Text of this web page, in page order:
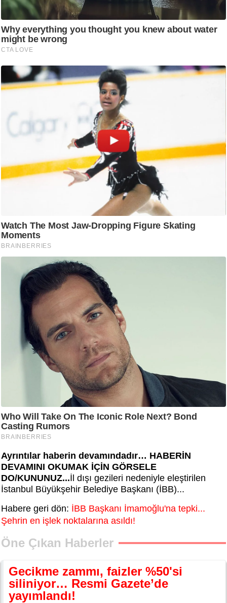
Ayrıntılar haberin devamındadır… HABERİN
DEVAMINI OKUMAK İÇİN GÖRSELE
DO/KUNUNUZ...İl dışı gezileri nedeniyle eleştirilen
İstanbul Büyükşehir Belediye Başkanı (İBB)...
Habere geri dön: İBB Başkanı İmamoğlu'na tepki...
Şehrin en işlek noktalarına asıldı!
Öne Çıkan Haberler
Gecikme zammı, faizler %50'si
siliniyor… Resmi Gazete’de
yayımlandı!